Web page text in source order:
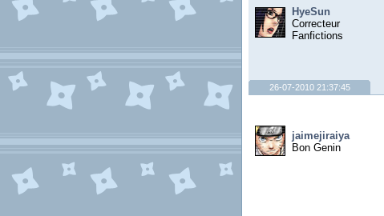
HyeSun
Correcteur
Fanfictions
26-07-2010 21:37:45
jaimejiraiya
Bon Genin